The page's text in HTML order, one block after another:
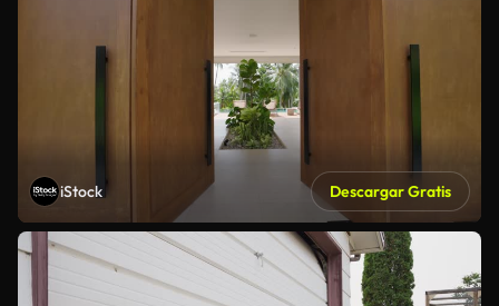
iStock Descargar Gratis